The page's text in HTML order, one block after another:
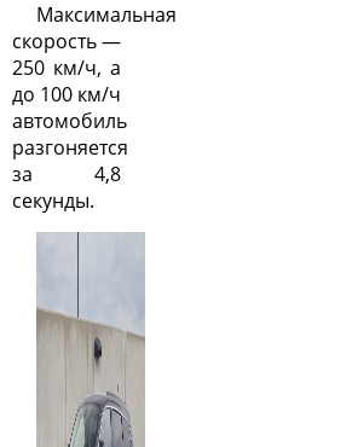
Максимальная
скорость —
250 км/ч, а
до 100 км/ч
автомобиль
разгоняется
за 4,8
секунды.